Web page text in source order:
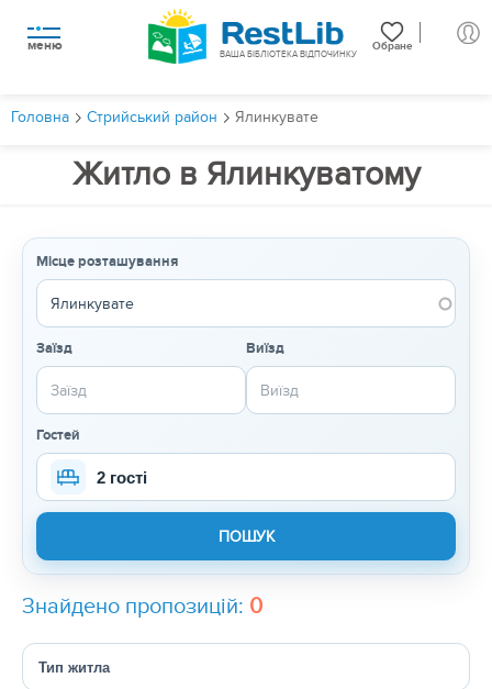
меню Обране
ВАША БІБЛІОТЕКА ВІДПОЧИНКУ
Головна Стрийський район Ялинкувате
Житло в Ялинкуватому
Місце розташування
Заїзд Виїзд
Гостей
2 гості
Знайдено пропозицій: 0
Тип житла